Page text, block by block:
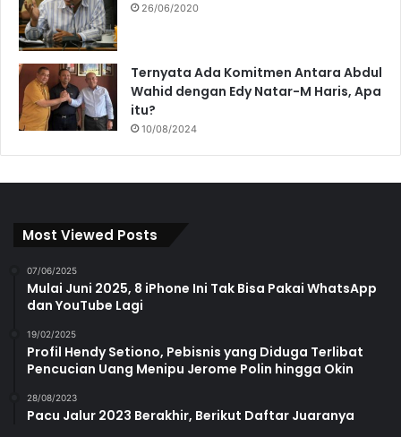
26/06/2020
Ternyata Ada Komitmen Antara Abdul
Wahid dengan Edy Natar-M Haris, Apa
itu?
10/08/2024
Most Viewed Posts
07/06/2025
Mulai Juni 2025, 8 iPhone Ini Tak Bisa Pakai WhatsApp
dan YouTube Lagi
19/02/2025
Profil Hendy Setiono, Pebisnis yang Diduga Terlibat
Pencucian Uang Menipu Jerome Polin hingga Okin
28/08/2023
Pacu Jalur 2023 Berakhir, Berikut Daftar Juaranya